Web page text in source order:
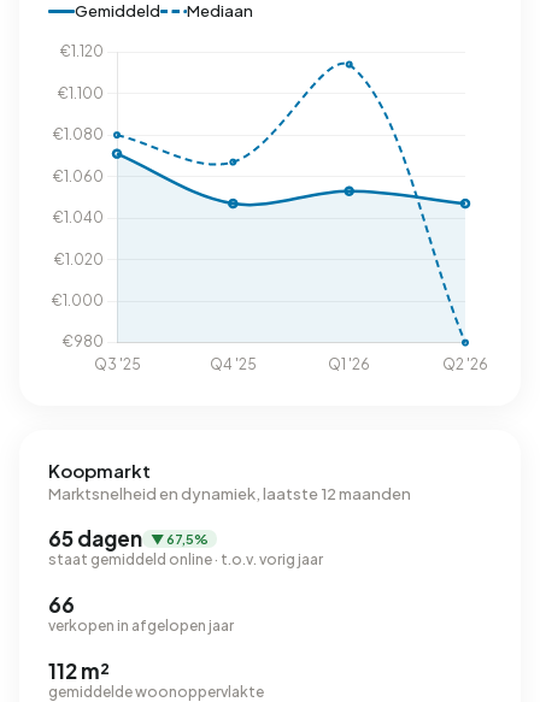
Gemiddeld Mediaan
Koopmarkt
Marktsnelheid en dynamiek, laatste 12 maanden
65 dagen ▼ 67,5%
staat gemiddeld online · t.o.v. vorig jaar
66
verkopen in afgelopen jaar
112 m²
gemiddelde woonoppervlakte